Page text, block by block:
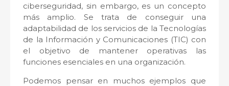
ciberseguridad, sin embargo, es un concepto
más amplio. Se trata de conseguir una
adaptabilidad de los servicios de la Tecnologías
de la Información y Comunicaciones (TIC) con
el objetivo de mantener operativas las
funciones esenciales en una organización.
Podemos pensar en muchos ejemplos que